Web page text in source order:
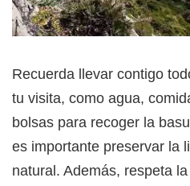
Recuerda llevar contigo
tu visita, como agua,
bolsas para recoger la
es importante preservar la
natural. Además, respeta